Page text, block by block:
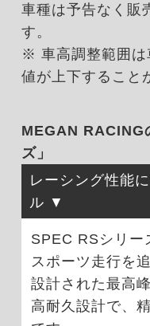
車種は予告なく販
す。
※ 車高調整範囲は
値が上下すること
MEGAN RACING
ズ」
レーシング性能
ル
SPEC RSシリー
スポーツ走行を
設計された最高
高耐久設計で、